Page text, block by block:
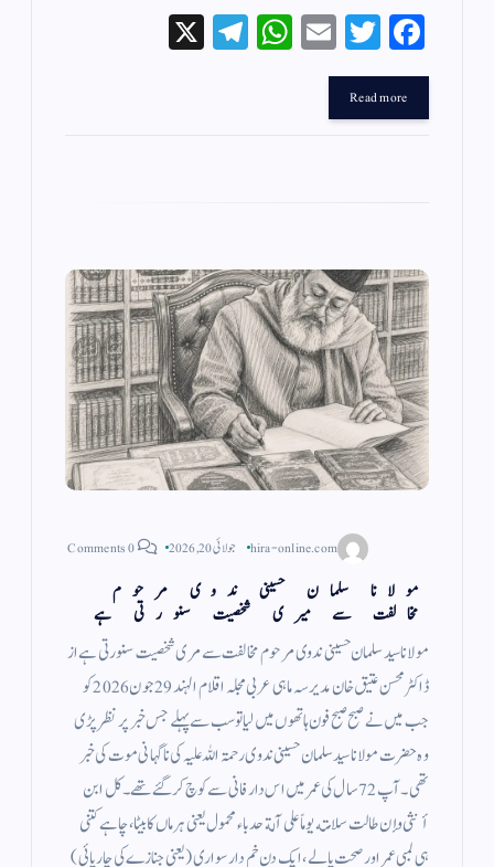
Fa
ce
bo
ok
T
wi
r
E
m
W
ha
Te
le
Read more
hira-online.com جولائی 20, 2026
مولانا سلمان حسینی ندوی مرحوم
مخالفت سے میری شخصیت سنورتی ہے
مولانا سید سلمان حسینی ندوی مرحوم مخالفت سے مری شخصیت سنورتی ہے از
ڈاکٹر محسن عتیق خان مدیر سہ ماہی عربی مجلہ اقلام الہند 29 جون 2026 کو
جب میں نے صبح صبح فون ہاتھوں میں لیا تو سب سے پہلے جس خبر پر نظر پڑی
وہ حضرت مولانا سید سلمان حسینی ندوی رحمۃ اللہ علیہ کی ناگہانی موت کی خبر
تھی۔ آپ 72 سال کی عمر میں اس دار فانی سے کوچ کر گئے تھے۔ كل ابن
أنثى وإن طالت سلامته يوماً على آلة حدباء محمول یعنی ہر ماں کا بیٹا، چاہے کتنی
ہی لمبی عمر اور صحت پا لے، ایک دن خم دار سواری (یعنی جنازے کی چارپائی)